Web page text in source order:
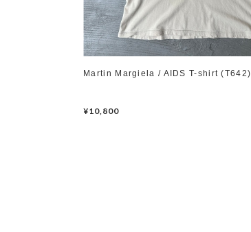
Martin Margiela / AIDS T-shirt (T642)
¥10,800